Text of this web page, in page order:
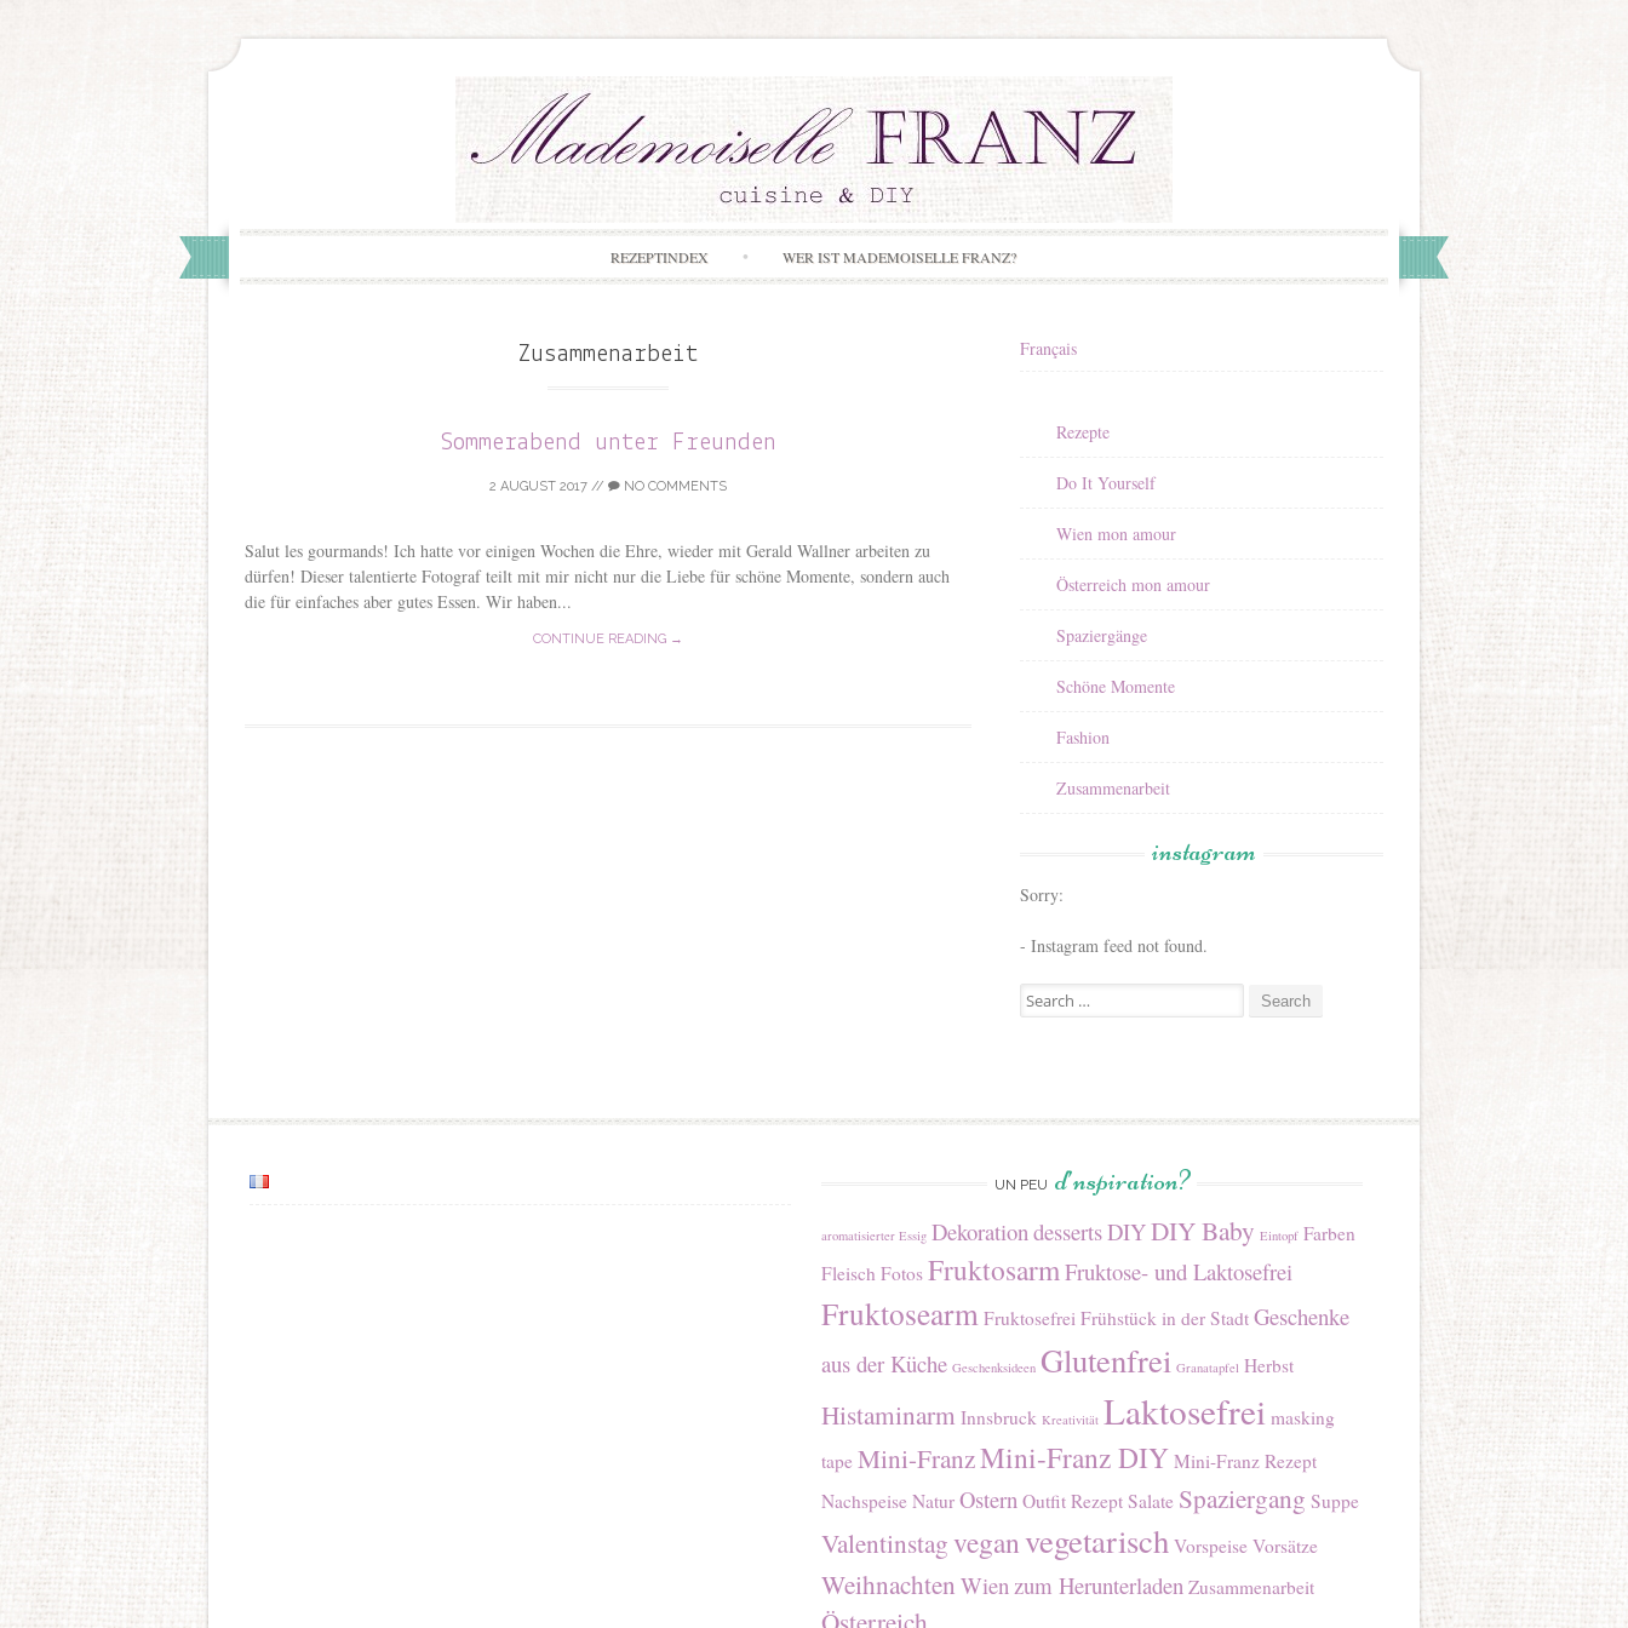
REZEPTINDEX WER IST MADEMOISELLE FRANZ?
Zusammenarbeit
Sommerabend unter Freunden
2 AUGUST 2017 // NO COMMENTS
Salut les gourmands! Ich hatte vor einigen Wochen die Ehre, wieder mit Gerald Wallner arbeiten zu
dürfen! Dieser talentierte Fotograf teilt mit mir nicht nur die Liebe für schöne Momente, sondern auch
die für einfaches aber gutes Essen. Wir haben...
CONTINUE READING →
Français
Rezepte
Do It Yourself
Wien mon amour
Österreich mon amour
Spaziergänge
Schöne Momente
Fashion
Zusammenarbeit
instagram
Sorry:
- Instagram feed not found.
Search for:
UN PEU d’nspiration?
aromatisierter Essig Dekoration dessertsDIYDIY Baby Eintopf Farben
Fleisch Fotos FruktosarmFruktose- und Laktosefrei
Fruktosearm Fruktosefrei Frühstück in der Stadt Geschenke
aus der Küche Geschenksideen Glutenfrei Granatapfel Herbst
Histaminarm Innsbruck Kreativität Laktosefrei masking
tape Mini-FranzMini-Franz DIY Mini-Franz Rezept
Nachspeise Natur Ostern Outfit Rezept Salate Spaziergang Suppe
Valentinstagveganvegetarisch Vorspeise Vorsätze
Weihnachten Wien zum Herunterladen Zusammenarbeit